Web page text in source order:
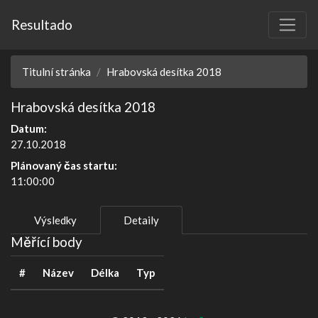
Resultado
Titulní stránka Hrabovská desítka 2018
Hrabovská desítka 2018
Datum:
27.10.2018
Plánovaný čas startu:
11:00:00
Výsledky Detaily
Měřící body
# Název Délka Typ